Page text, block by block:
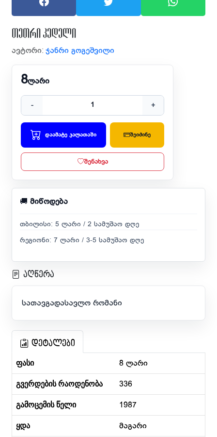
თეთრი კედელი
ავტორი: ჯანრი გოგეშვილი
8ლარი
- +
დაამატე კალათაში შეიძინე
შენახვა
🚚 მიწოდება
თბილისი: 5 ლარი / 2 სამუშაო დღე
რეგიონი: 7 ლარი / 3-5 სამუშაო დღე
აღწერა
სათავგადასავლო რომანი
დეტალები
ფასი 8 ლარი
გვერდების რაოდენობა 336
გამოცემის წელი 1987
ყდა მაგარი